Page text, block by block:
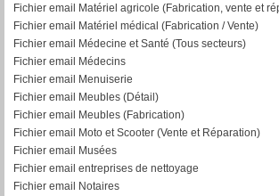
Fichier email Matériel agricole (Fabrication, vente et
Fichier email Matériel médical (Fabrication / Vente)
Fichier email Médecine et Santé (Tous secteurs)
Fichier email Médecins
Fichier email Menuiserie
Fichier email Meubles (Détail)
Fichier email Meubles (Fabrication)
Fichier email Moto et Scooter (Vente et Réparation)
Fichier email Musées
Fichier email entreprises de nettoyage
Fichier email Notaires